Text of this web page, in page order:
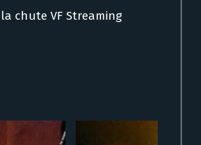
la chute VF Streaming